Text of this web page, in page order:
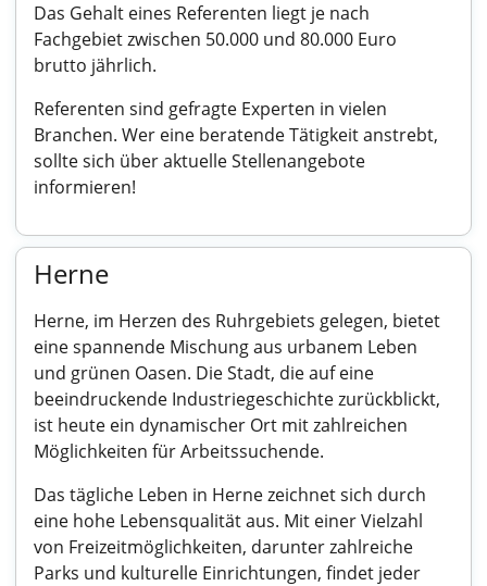
Das Gehalt eines Referenten liegt je nach
Fachgebiet zwischen 50.000 und 80.000 Euro
brutto jährlich.
Referenten sind gefragte Experten in vielen
Branchen. Wer eine beratende Tätigkeit anstrebt,
sollte sich über aktuelle Stellenangebote
informieren!
Herne
Herne, im Herzen des Ruhrgebiets gelegen, bietet
eine spannende Mischung aus urbanem Leben
und grünen Oasen. Die Stadt, die auf eine
beeindruckende Industriegeschichte zurückblickt,
ist heute ein dynamischer Ort mit zahlreichen
Möglichkeiten für Arbeitssuchende.
Das tägliche Leben in Herne zeichnet sich durch
eine hohe Lebensqualität aus. Mit einer Vielzahl
von Freizeitmöglichkeiten, darunter zahlreiche
Parks und kulturelle Einrichtungen, findet jeder